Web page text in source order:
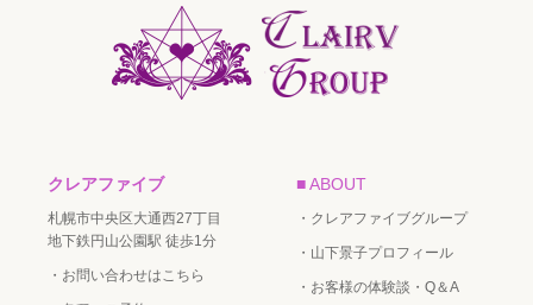
クレアファイブ
札幌市中央区大通西27丁目
地下鉄円山公園駅 徒歩1分
・お問い合わせはこちら
■ ABOUT
・クレアファイブグループ
・山下景子プロフィール
・お客様の体験談・Q＆A